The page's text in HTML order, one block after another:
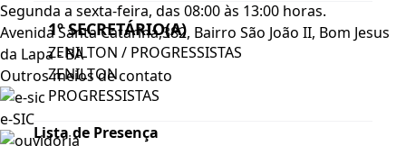
Segunda a sexta-feira, das 08:00 às 13:00 horas.
Avenida Santa Catarina,382, Bairro São João II, Bom Jesus
da Lapa - BA
Outros meios de contato
e-SIC
1º SECRETÁRIO(A)
ZENILTON / PROGRESSISTAS
ZENILTON
PROGRESSISTAS
Lista de Presença